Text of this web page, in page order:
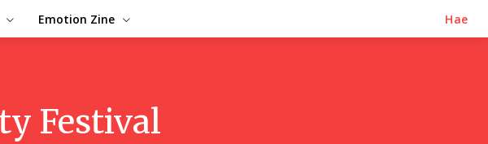
Emotion Zine Hae
Festival